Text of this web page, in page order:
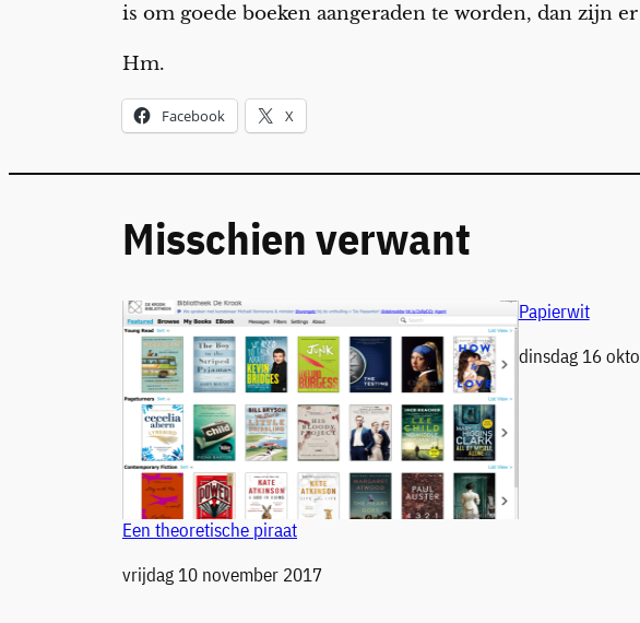
is om goede boeken aangeraden te worden, dan zijn
Hm.
Facebook X
Misschien verwant
Een theoretische piraat
Datum
vrijdag 10 november 2017
Papierwit
Datum
dinsdag 16